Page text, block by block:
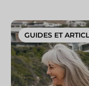
GUIDES ET